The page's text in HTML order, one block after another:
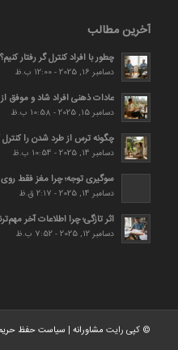
آخرین مطالب
چطور با افراد کنترل گر رفتار کنیم؟
دسامبر 16, 2025 - 12:00 ب.ظ
عادات ذهنی افراد شاد و موفق
دسامبر 15, 2025 - 10:58 ب.ظ
چگونه ترس از طرد شدن را کنترل
دسامبر 14, 2025 - 10:54 ب.ظ
سوگیری توجه؛ چرا مغز فقط
دسامبر 14, 2025 - 2:17 ق.ظ
اثر تازگی؛ چرا اطلاعات آخر
دسامبر 12, 2025 - 7:52 ب.ظ
© کپی رایت مشاورانه| سیاست حفظ